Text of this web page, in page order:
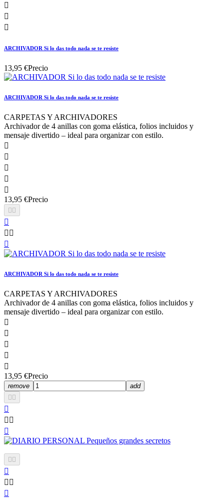



ARCHIVADOR Si lo das todo nada se te resiste
13,95 €Precio
ARCHIVADOR Si lo das todo nada se te resiste
CARPETAS Y ARCHIVADORES
Archivador de 4 anillas con goma elástica, folios incluidos y
mensaje divertido – ideal para organizar con estilo.





13,95 €Precio


 

ARCHIVADOR Si lo das todo nada se te resiste
CARPETAS Y ARCHIVADORES
Archivador de 4 anillas con goma elástica, folios incluidos y
mensaje divertido – ideal para organizar con estilo.





13,95 €Precio
remove
add


 



 
